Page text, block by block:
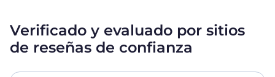
Verificado y evaluado por sitios
de reseñas de confianza